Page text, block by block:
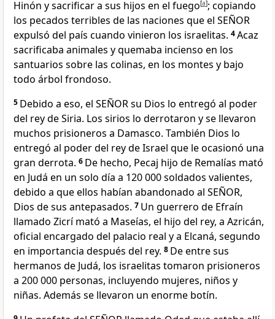
Hinón y sacrificar a sus hijos en el fuego[a]; copiando
los pecados terribles de las naciones que el SEÑOR
expulsó del país cuando vinieron los israelitas. 4Acaz
sacrificaba animales y quemaba incienso en los
santuarios sobre las colinas, en los montes y bajo
todo árbol frondoso.
5 Debido a eso, el SEÑOR su Dios lo entregó al poder
del rey de Siria. Los sirios lo derrotaron y se llevaron
muchos prisioneros a Damasco. También Dios lo
entregó al poder del rey de Israel que le ocasionó una
gran derrota. 6 De hecho, Pecaj hijo de Remalías mató
en Judá en un solo día a 120 000 soldados valientes,
debido a que ellos habían abandonado al SEÑOR,
Dios de sus antepasados. 7 Un guerrero de Efraín
llamado Zicrí mató a Maseías, el hijo del rey, a Azricán,
oficial encargado del palacio real y a Elcaná, segundo
en importancia después del rey. 8 De entre sus
hermanos de Judá, los israelitas tomaron prisioneros
a 200 000 personas, incluyendo mujeres, niños y
niñas. Además se llevaron un enorme botín.